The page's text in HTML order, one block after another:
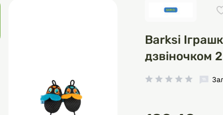
Наповнювачі
для кліток
Акваріуми
Barksi
дзвіночком